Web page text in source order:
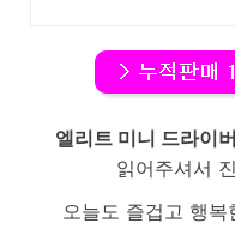
엘리트 미니 드라이버
읽어주셔서
오늘도 즐겁고 행